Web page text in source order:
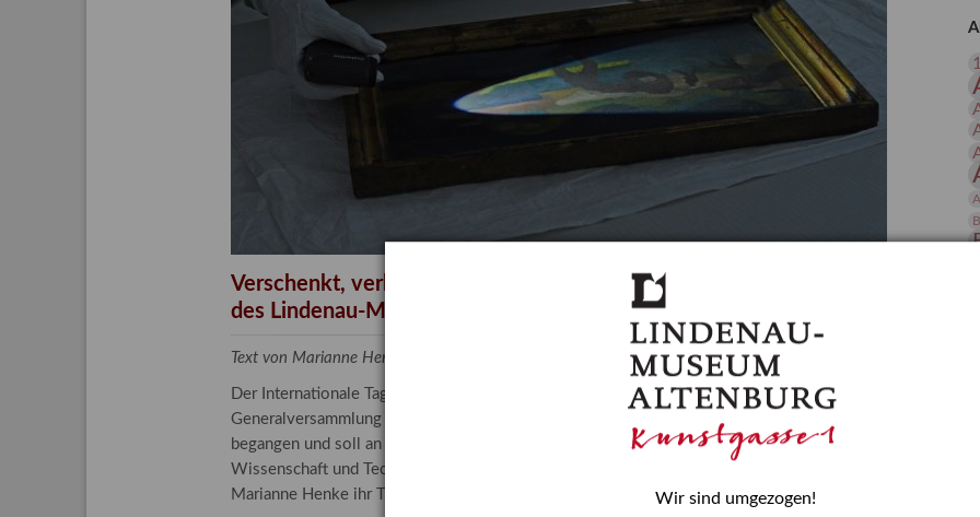
Bestandskataloge & Editionen
Gesamtverzeichnis
Kalender
Restaurierung
Forschung
Verschenkt, verkauft, vergessen? – Kunstdetektivinnen im Dienste
des Lindenau-Museums
Text von Marianne Henke, Provenienzforscherin am Lindenau-Museum Altenburg
Der Internationale Tag der Frauen und Mädchen in der Wissenschaft wurde 2015 in der
Generalversammlung der Vereinten Nationen beschlossen. Er wird jährlich am 11. Februar
begangen und soll an die entscheidende Rolle erinnern, die Mädchen und Frauen in
Wissenschaft und Technologie spielen. In ihrem Blogbeitrag stellt Provenienzforscherin
Marianne Henke ihr Tätigkeitsfeld vor.
Wir sind umgezogen!